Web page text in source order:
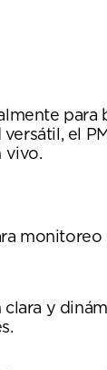
para
el
vivo.
monitoreo
y